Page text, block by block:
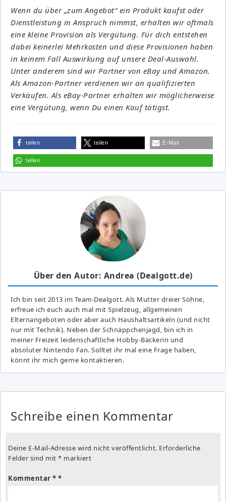
Wenn du über „zum Angebot“ ein Produkt kaufst oder
Dienstleistung in Anspruch nimmst, erhalten wir oftmals
eine kleine Provision als Vergütung. Für dich entstehen
dabei keinerlei Mehrkosten und diese Provisionen haben
in keinem Fall Auswirkung auf unsere Deal-Auswahl.
Unter anderem sind wir Partner von eBay und Amazon.
Als Amazon-Partner verdienen wir an qualifizierten
Verkäufen. Als eBay-Partner erhalten wir möglicherweise
eine Vergütung, wenn Du einen Kauf tätigst.
teilen teilen E-Mail
teilen
Über den Autor: Andrea (Dealgott.de)
Ich bin seit 2013 im Team-Dealgott. Als Mutter dreier Söhne,
erfreue ich euch auch mal mit Spielzeug, allgemeinen
Elternangeboten oder aber auch Haushaltsartikeln (und nicht
nur mit Technik). Neben der Schnäppchenjagd, bin ich in
meiner Freizeit leidenschaftliche Hobby-Bäckerin und
absoluter Nintendo Fan. Solltet ihr mal eine Frage haben,
könnt ihr mich gerne kontaktieren.
Schreibe einen Kommentar
Deine E-Mail-Adresse wird nicht veröffentlicht. Erforderliche
Felder sind mit * markiert
Kommentar *